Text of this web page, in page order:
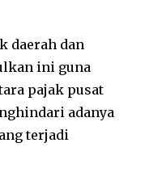
daerah dan
ini guna
pajak pusat
adanya
terjadi